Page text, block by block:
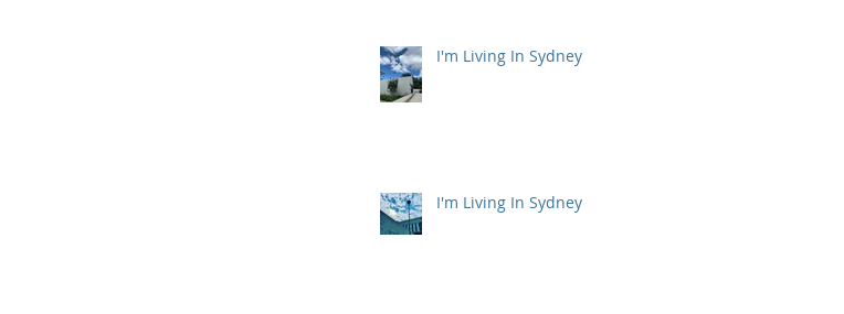
I'm Living In Sydney
I'm Living In Sydney